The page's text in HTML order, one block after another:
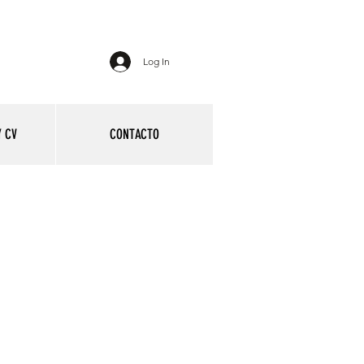
Log In
CV CONTACTO